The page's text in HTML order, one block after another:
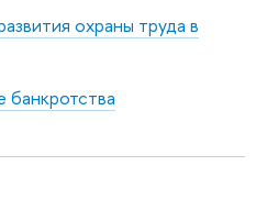
охраны труда в
банкротства